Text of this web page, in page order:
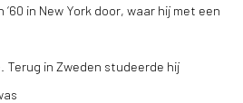
in New York door, waar hij met een
Terug in Zweden studeerde hij